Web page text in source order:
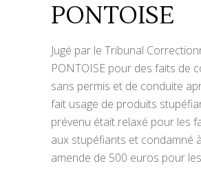
PONTOISE
Jugé par le Tribunal
PONTOISE pour des faits de
sans permis et de conduite
fait usage de produits
prévenu était relaxé pour les
aux stupéfiants et condamné
amende de 500 euros pour